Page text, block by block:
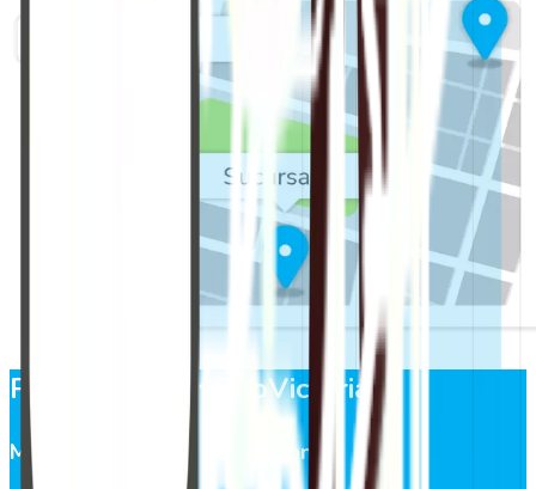
Por qué elegir GeoVictoria
Mejora la gestión del personal